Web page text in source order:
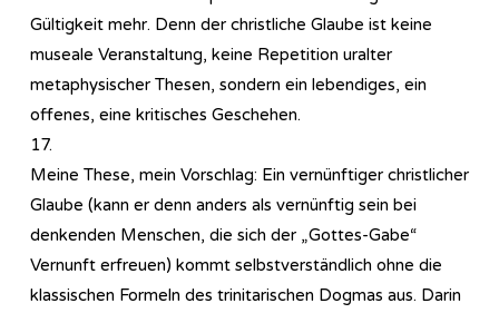
Gültigkeit mehr. Denn der christliche Glaube ist keine
museale Veranstaltung, keine Repetition uralter
metaphysischer Thesen, sondern ein lebendiges, ein
offenes, eine kritisches Geschehen.
17.
Meine These, mein Vorschlag: Ein vernünftiger christlicher
Glaube (kann er denn anders als vernünftig sein bei
denkenden Menschen, die sich der „Gottes-Gabe“
Vernunft erfreuen) kommt selbstverständlich ohne die
klassischen Formeln des trinitarischen Dogmas aus. Darin